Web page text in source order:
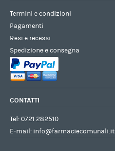
Termini e condizioni
Pagamenti
Resi e recessi
Spedizione e consegna
CONTATTI
Tel:0721 282510
E-mail: info@farmaciecomunali.it